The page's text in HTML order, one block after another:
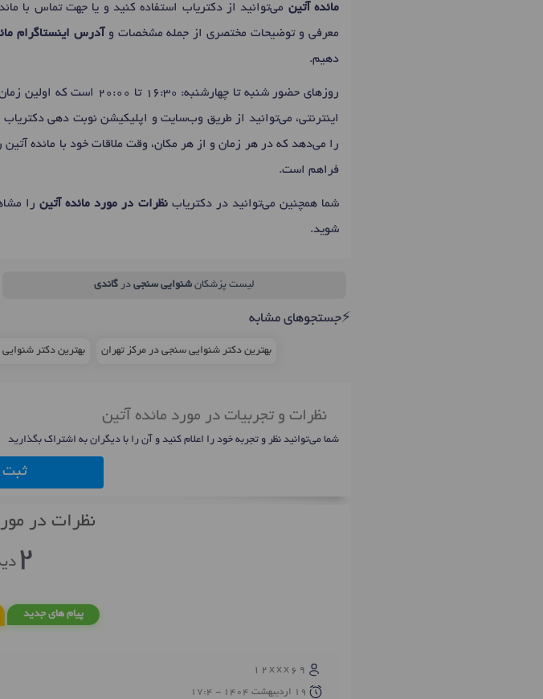
مائده آتین می‌توانید از دکتریاب استفاده کنید و یا جهت تماس با
معرفی و توضیحات مختصری از جمله مشخصات و آدرس اینستاگرام
دهیم.
روزهای حضور شنبه تا چهارشنبه: 16:30 تا 20:00 است که اولین زمان نوبت دهی مائده آتین برای
اینترنتی، می‌توانید از طریق وب‌سایت و اپلیکیشن نوبت دهی
را می‌دهد که در هر زمان و از هر مکان، وقت ملاقات خود با مائده
فراهم است.
شما همچنین می‌توانید در دکتریابنظرات در مورد مائده آتینرا
شوید.
لیست پزشکانشنوایی سنجی درگاندی
⚡جستجوهای مشابه
بهترین دکتر شنوایی سنجی در مرکز تهران بهترین دکتر
نظرات و تجربیات در مورد مائده آتین
شما می‌توانید نظر و تجربه خود را اعلام کنید و آن را با دیگران به اشتراک بگذارید
ثبت
نظرات در
2
پیام های جدید
12xxx69
19 ارديبهشت 1404 - 17:4